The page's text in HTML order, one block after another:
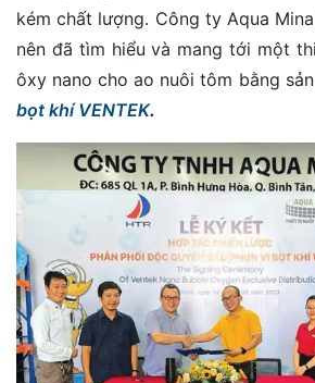
kém chất lượng. Công ty Aqua
nên đã tìm hiểu và mang tới một
ôxy nano cho ao nuôi tôm bằng
bọt khí VENTEK.